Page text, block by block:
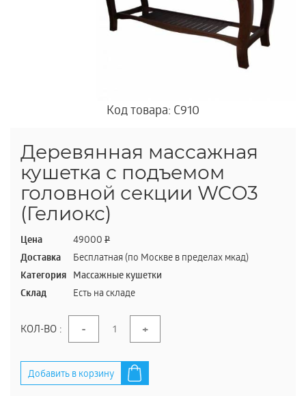
Код товара: C910
Деревянная массажная
кушетка с подъемом
головной секции WCO3
(Гелиокс)
Цена 49000 P
Доставка Бесплатная (по Москве в пределах мкад)
Категория Массажные кушетки
Склад Есть на складе
КОЛ-ВО : - +
Добавить в корзину